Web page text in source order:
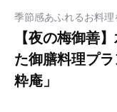
季節感あふれるお料
【夜の梅御善
た御膳料理プ
粋庵」